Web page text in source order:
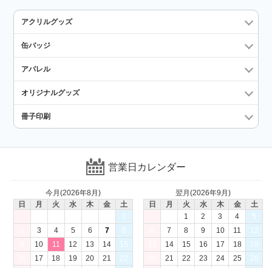
アクリルグッズ
缶バッジ
アパレル
オリジナルグッズ
冊子印刷
営業日カレンダー
今月(2026年8月)
日
月 火 水 木 金
土
1
3 4 5 6 7
8
10 11 12 13 14
15
17 18 19 20 21
22
翌月(2026年9月)
日
月 火 水 木 金
土
1
2 3 4
5
7 8 9 10 11
12
14 15 16 17 18
19
21 22 23 24 25
26